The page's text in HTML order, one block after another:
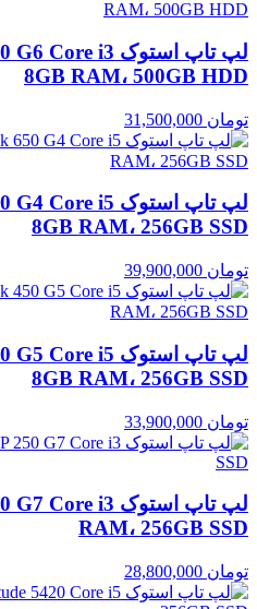
8GB RAM، 500GB HDD
تومان
8GB RAM، 256GB SSD
تومان
8GB RAM، 256GB SSD
تومان
RAM، 256GB SSD
تومان